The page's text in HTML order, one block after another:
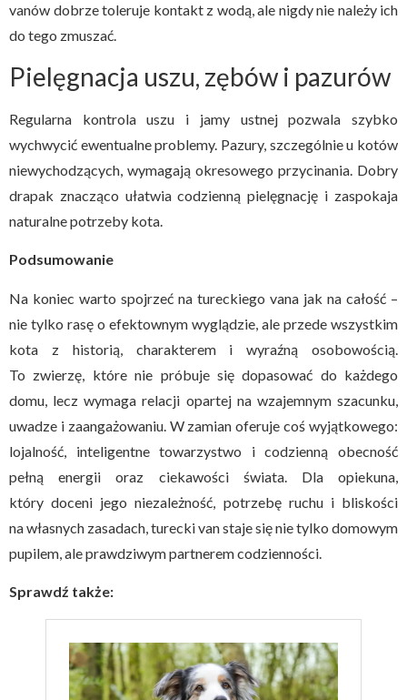
vanów dobrze toleruje kontakt z wodą, ale nigdy nie należy ich
do tego zmuszać.
Pielęgnacja uszu, zębów i pazurów
Regularna kontrola uszu i jamy ustnej pozwala szybko
wychwycić ewentualne problemy. Pazury, szczególnie u kotów
niewychodzących, wymagają okresowego przycinania. Dobry
drapak znacząco ułatwia codzienną pielęgnację i zaspokaja
naturalne potrzeby kota.
Podsumowanie
Na koniec warto spojrzeć na tureckiego vana jak na całość –
nie tylko rasę o efektownym wyglądzie, ale przede wszystkim
kota z historią, charakterem i wyraźną osobowością.
To zwierzę, które nie próbuje się dopasować do każdego
domu, lecz wymaga relacji opartej na wzajemnym szacunku,
uwadze i zaangażowaniu. W zamian oferuje coś wyjątkowego:
lojalność, inteligentne towarzystwo i codzienną obecność
pełną energii oraz ciekawości świata. Dla opiekuna,
który doceni jego niezależność, potrzebę ruchu i bliskości
na własnych zasadach, turecki van staje się nie tylko domowym
pupilem, ale prawdziwym partnerem codzienności.
Sprawdź także: